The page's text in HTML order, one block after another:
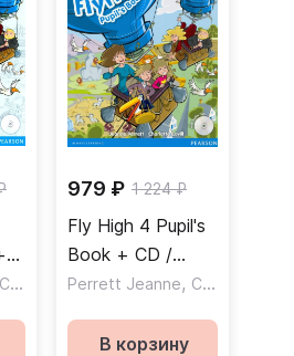
Covill Charlotte
979 ₽ 1 224 ₽
Fly High 4 Pupil's
Book + CD /
Учебник + CD
Perrett Jeanne, Covill Charlotte
В корзину